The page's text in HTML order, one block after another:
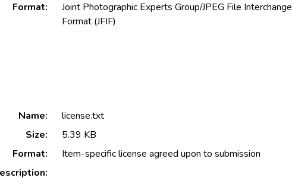
Format:
Joint Photographic Experts Group/JPEG File Interchange
Format (JFIF)
Name:
license.txt
Size:
5.39 KB
Format:
Item-specific license agreed upon to submission